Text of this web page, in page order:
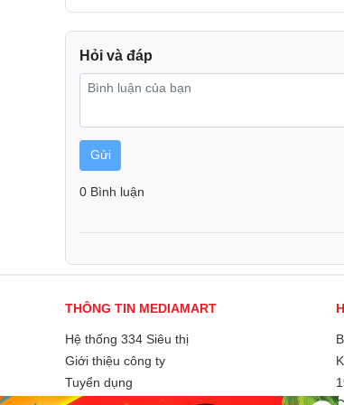
còn tạo ra trải nghiệm xem tuyệt vời hơn
Ngoài ra, màn hình lớn hơn cũng cho
dàng theo dõi các chỉ số sức khỏe và thông
Hỏi và đáp
Gửi
0 Bình luận
THÔNG TIN MEDIAMART
Hệ thống 334 Siêu thị
Giới thiệu công ty
Tuyển dụng